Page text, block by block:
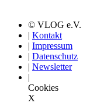
© VLOG e.V.
| Kontakt
| Impressum
| Datenschutz
| Newsletter
|
Cookies
X